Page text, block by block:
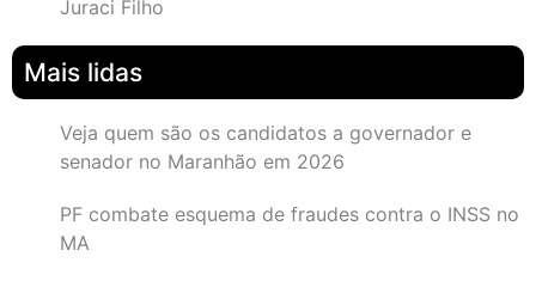
Juraci Filho
Mais lidas
Veja quem são os candidatos a governador e
senador no Maranhão em 2026
PF combate esquema de fraudes contra o INSS no
MA